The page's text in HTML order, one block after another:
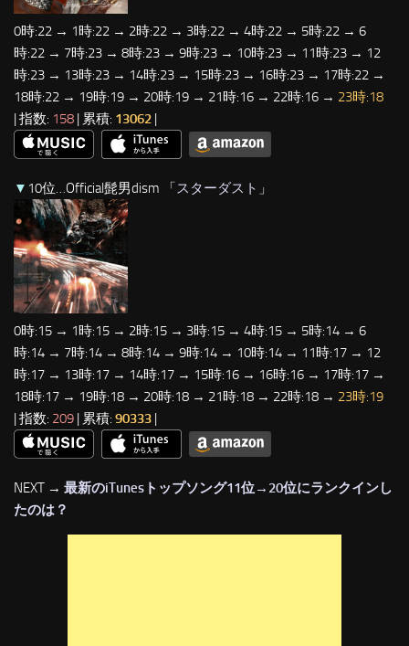
0時:22 → 1時:22 → 2時:22 → 3時:22 → 4時:22 → 5時:22 → 6
時:22 → 7時:23 → 8時:23 → 9時:23 → 10時:23 → 11時:23 → 12
時:23 → 13時:23 → 14時:23 → 15時:23 → 16時:23 → 17時:22 →
18時:22 → 19時:19 → 20時:19 → 21時:16 → 22時:16 → 23時:18
| 指数: 158 | 累積: 13062 |
▼ 10位…Official髭男dism 「スターダスト 」
0時:15 → 1時:15 → 2時:15 → 3時:15 → 4時:15 → 5時:14 → 6
時:14 → 7時:14 → 8時:14 → 9時:14 → 10時:14 → 11時:17 → 12
時:17 → 13時:17 → 14時:17 → 15時:16 → 16時:16 → 17時:17 →
18時:17 → 19時:18 → 20時:18 → 21時:18 → 22時:18 → 23時:19
| 指数: 209 | 累積: 90333 |
NEXT → 最新のiTunesトップソング11位→20位にランクインし
たのは？